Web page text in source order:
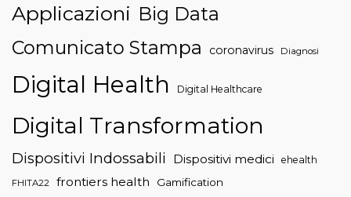
Applicazioni Big Data
Comunicato Stampa
coronavirus Diagnosi
Digital Health Digital Healthcare
Digital Transformation
Dispositivi Indossabili Dispositivi medici ehealth
FHITA22 frontiers health Gamification